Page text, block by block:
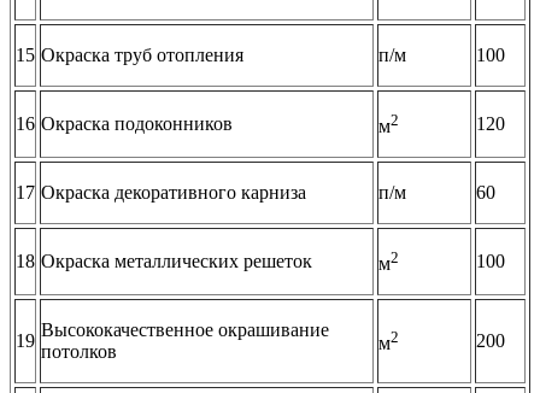
15 Окраска труб отопления п/м 100
16 Окраска подоконников м2 120
17 Окраска декоративного карниза п/м 60
18 Окраска металлических решеток м2 100
19
Высококачественное окрашивание
потолков
м2 200